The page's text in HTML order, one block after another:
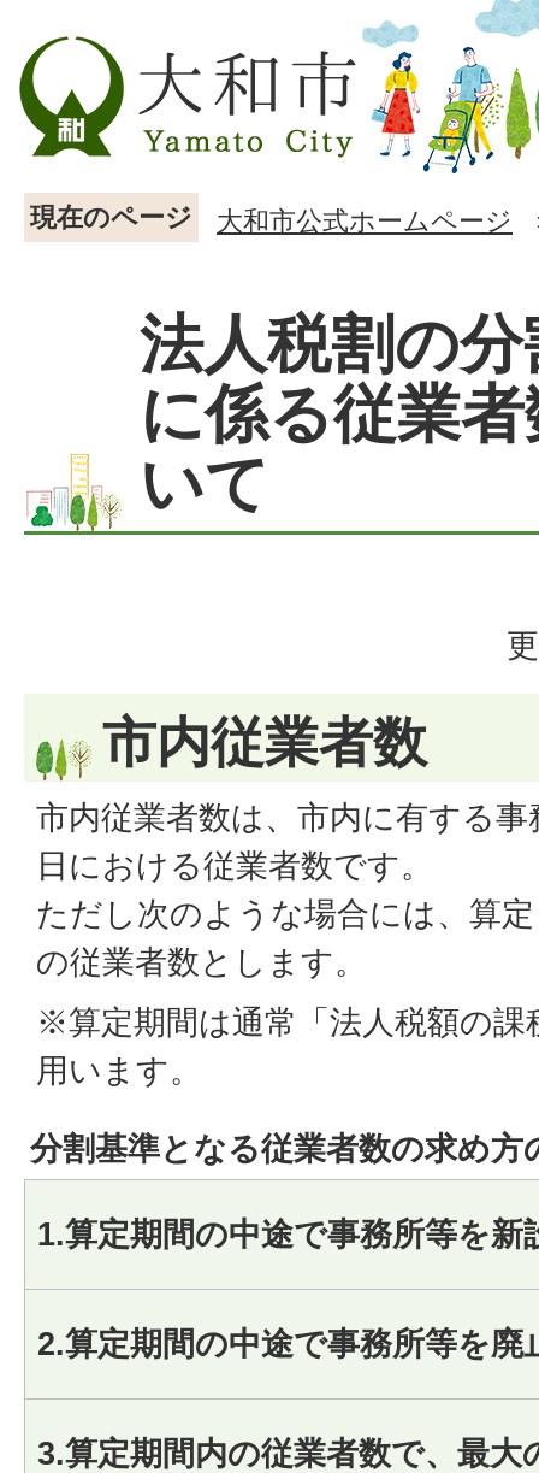
現在のページ 大和市公式ホームページ
法人税割の
に係る従業
いて
市内従業者数
市内従業者数は、市内に有する
日における従業者数です。
ただし次のような場合には、算
の従業者数とします。
※算定期間は通常「法人税額の課
用います。
分割基準となる従業者数の求め
1.算定期間の中途で事務所等を新
2.算定期間の中途で事務所等を廃
3.算定期間内の従業者数で、最